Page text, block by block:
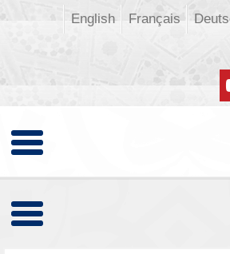
Français
English